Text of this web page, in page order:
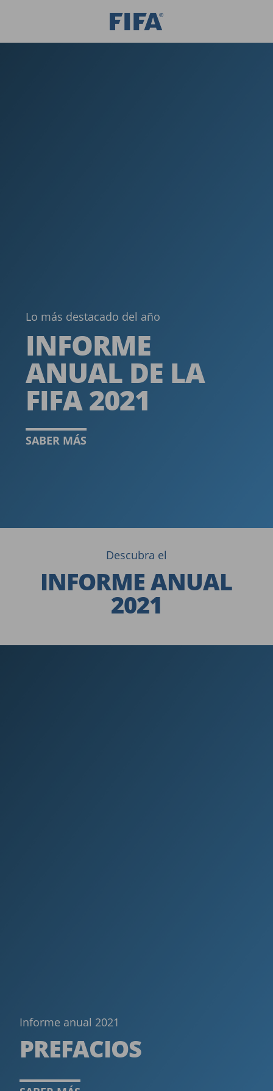
Lo más destacado del año
INFORME
ANUAL DE LA
FIFA 2021
SABER MÁS
Descubra el
INFORME ANUAL
2021
Informe anual 2021
PREFACIOS ­